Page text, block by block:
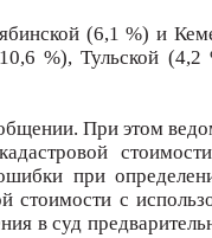
(6,1 %) и
%), Тульской (4,2
При этом
при
стоимости с
в суд